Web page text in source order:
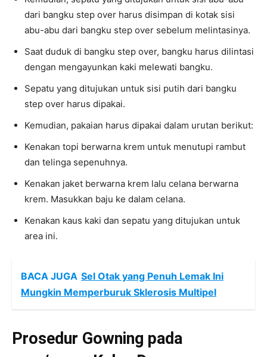
dari bangku step over harus disimpan di kotak sisi
abu-abu dari bangku step over sebelum melintasinya.
Saat duduk di bangku step over, bangku harus dilintasi
dengan mengayunkan kaki melewati bangku.
Sepatu yang ditujukan untuk sisi putih dari bangku
step over harus dipakai.
Kemudian, pakaian harus dipakai dalam urutan berikut:
Kenakan topi berwarna krem untuk menutupi rambut
dan telinga sepenuhnya.
Kenakan jaket berwarna krem lalu celana berwarna
krem. Masukkan baju ke dalam celana.
Kenakan kaus kaki dan sepatu yang ditujukan untuk
area ini.
BACA JUGA Sel Otak yang Penuh Lemak Ini
Mungkin Memperburuk Sklerosis Multipel
Prosedur Gowning pada